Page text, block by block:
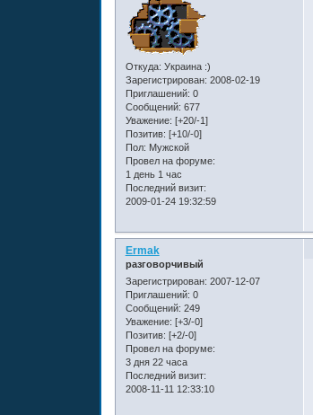
Откуда: Украина :)
Зарегистрирован: 2008-02-19
Приглашений: 0
Сообщений: 677
Уважение: [+20/-1]
Позитив: [+10/-0]
Пол: Мужской
Провел на форуме:
1 день 1 час
Последний визит:
2009-01-24 19:32:59
Ermak
разговорчивый
Зарегистрирован: 2007-12-07
Приглашений: 0
Сообщений: 249
Уважение: [+3/-0]
Позитив: [+2/-0]
Провел на форуме:
3 дня 22 часа
Последний визит:
2008-11-11 12:33:10